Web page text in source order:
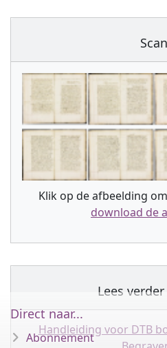
Scan
Klik op de afbeelding
download de
Lees
Handleiding voor DTB
Direct naar...
Abonnement